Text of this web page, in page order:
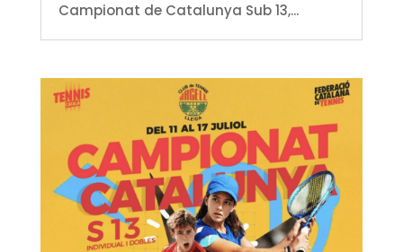
Campionat de Catalunya Sub 13,...